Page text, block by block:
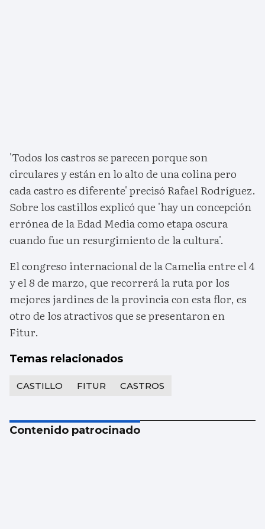
'Todos los castros se parecen porque son
circulares y están en lo alto de una colina pero
cada castro es diferente' precisó Rafael Rodríguez.
Sobre los castillos explicó que 'hay un concepción
errónea de la Edad Media como etapa oscura
cuando fue un resurgimiento de la cultura'.
El congreso internacional de la Camelia entre el 4
y el 8 de marzo, que recorrerá la ruta por los
mejores jardines de la provincia con esta flor, es
otro de los atractivos que se presentaron en
Fitur.
Temas relacionados
CASTILLO FITUR CASTROS
Contenido patrocinado